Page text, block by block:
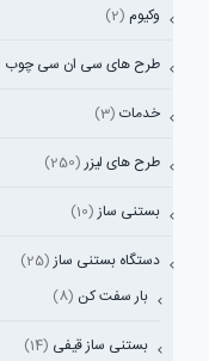
وکیوم (2)
طرح های سی ان سی چوب
خدمات (3)
طرح های لیزر (250)
بستنی ساز (10)
دستگاه بستنی ساز (25)
بار سفت کن (8)
بستنی ساز قیفی (14)